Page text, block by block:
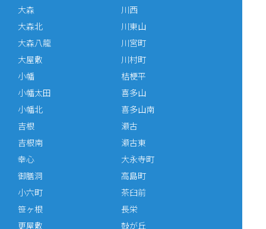
大森
大森北
大森八龍
大屋敷
小幡
小幡太田
小幡北
川西
川東山
川宮町
川村町
桔梗平
喜多山
喜多山南
吉根
吉根南
幸心
御膳洞
小六町
笹ヶ根
更屋敷
瀬古
瀬古東
大永寺町
高島町
茶臼前
長栄
鼓が丘